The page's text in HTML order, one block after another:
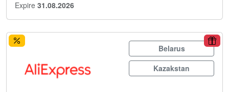
Expire 31.08.2026
Belarus
Kazakstan